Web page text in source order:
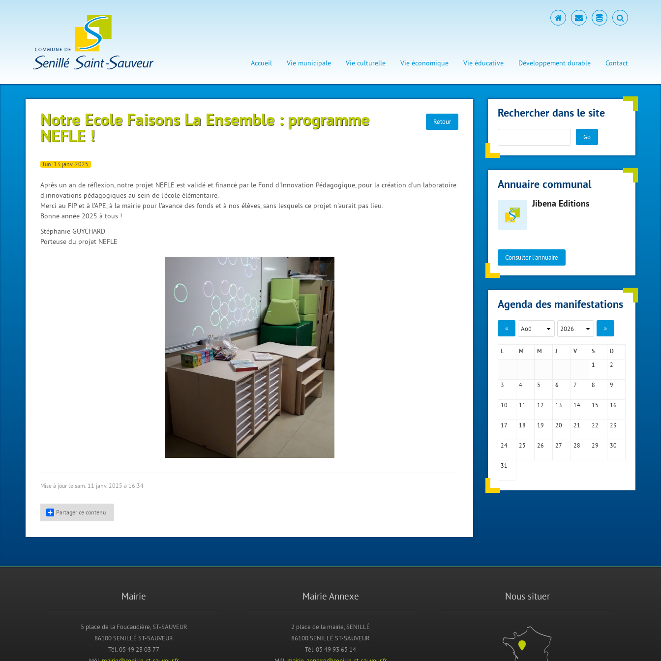
Accueil Vie municipale Vie culturelle Vie économique Vie éducative Développement durable Contact
Retour
Notre Ecole Faisons La Ensemble : programme
NEFLE !
lun. 13 janv. 2025
Après un an de réflexion, notre projet NEFLE est validé et financé par le Fond d'Innovation Pédagogique, pour la création d’un laboratoire
d’innovations pédagogiques au sein de l’école élémentaire.
Merci au FIP et à l’APE, à la mairie pour l’avance des fonds et à nos élèves, sans lesquels ce projet n'aurait pas lieu.
Bonne année 2025 à tous !
Stéphanie GUYCHARD
Porteuse du projet NEFLE
Mise à jour le sam. 11 janv. 2025 à 16:34
Partager ce contenu
Rechercher dans le site
Go
Annuaire communal
Jibena Editions
Consulter l'annuaire
Agenda des manifestations
« »
L M M J V S D
1 2
3 4 5 6 7 8 9
10 11 12 13 14 15 16
17 18 19 20 21 22 23
24 25 26 27 28 29 30
31
Mairie
5 place de la Foucaudière, ST-SAUVEUR
86100 SENILLÉ ST-SAUVEUR
Tél. 05 49 23 03 77
Mairie Annexe
2 place de la mairie, SENILLÉ
86100 SENILLÉ ST-SAUVEUR
Tél. 05 49 93 65 14
Nous situer